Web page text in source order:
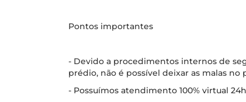
Pontos importantes
- Devido a procedimentos internos de
prédio, não é possível deixar as malas
- Possuímos atendimento 100% virtual